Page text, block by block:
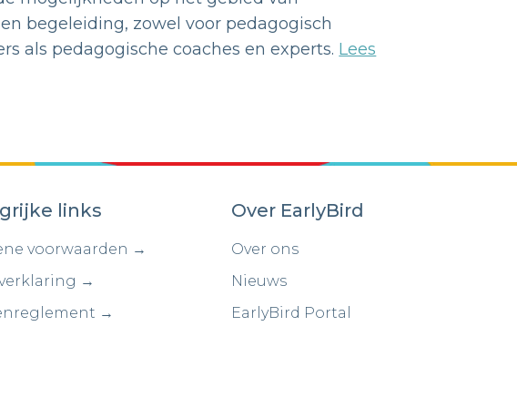
begeleiding, zowel voor pedagogisch
als pedagogische coaches en experts. Lees
links
voorwaarden →
→
→
Over EarlyBird
Over ons
Nieuws
EarlyBird Portal